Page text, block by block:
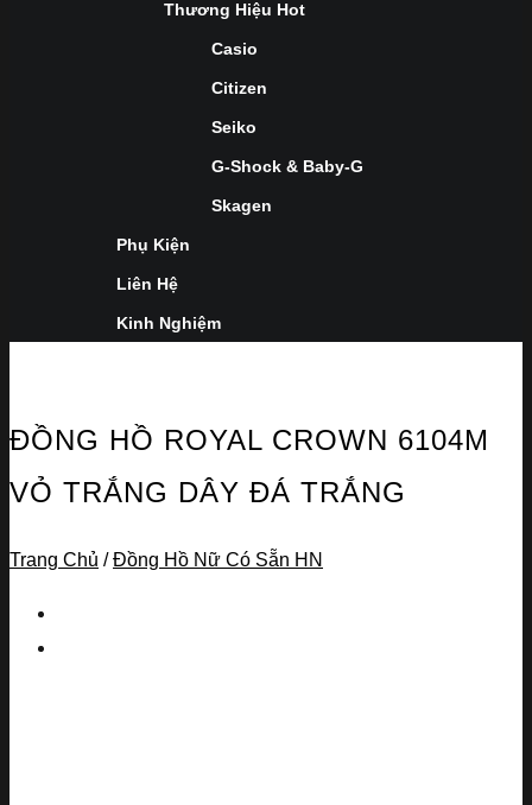
Thương Hiệu Hot
Casio
Citizen
Seiko
G-Shock & Baby-G
Skagen
Phụ Kiện
Liên Hệ
Kinh Nghiệm
ĐỒNG HỒ ROYAL CROWN 6104M
VỎ TRẮNG DÂY ĐÁ TRẮNG
Trang Chủ / Đồng Hồ Nữ Có Sẵn HN